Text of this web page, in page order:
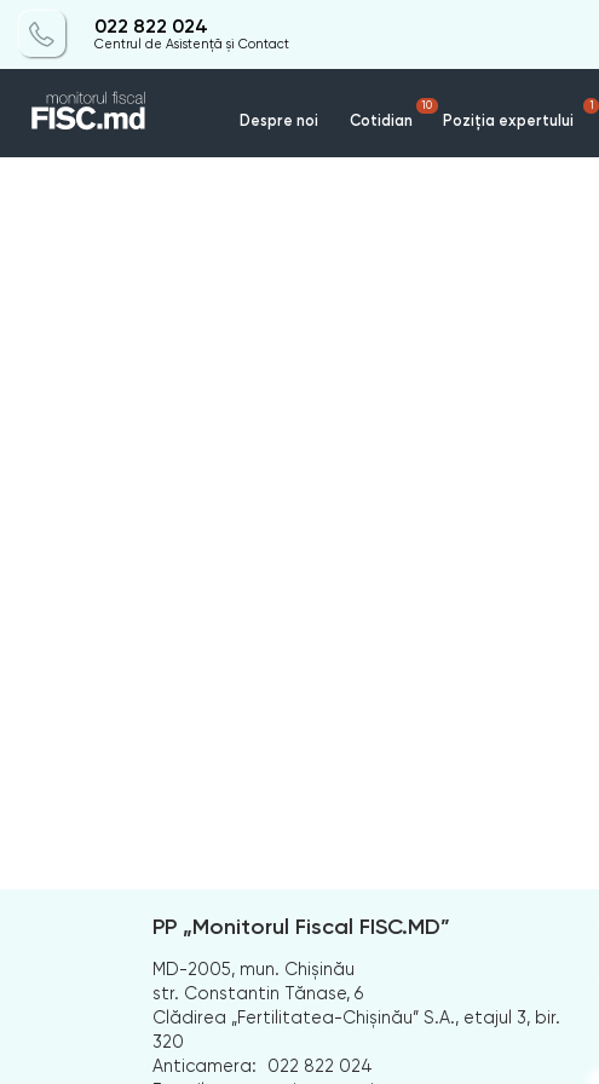
022 822 024
Centrul de Asistență și Contact
Despre noi Cotidian
10
Poziția expertului
1
PP „Monitorul Fiscal FISC.MD”
MD-2005, mun. Chișinău
str. Constantin Tănase, 6
Clădirea „Fertilitatea-Chișinău” S.A., etajul 3, bir.
320
Anticamera:
022 822 024